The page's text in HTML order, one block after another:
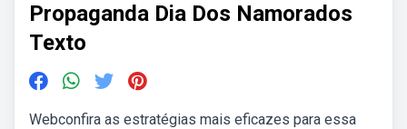
Propaganda Dia Dos Namorados
Texto
Webconfira as estratégias mais eficazes para essa